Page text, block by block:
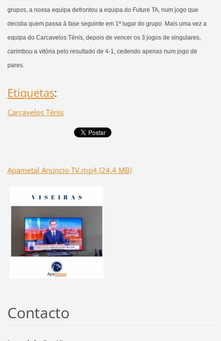
grupos, a nossa equipa defrontou a equipa do Future TA, num jogo que
decidia quem passa à fase seguinte em 1º lugar do grupo. Mais uma vez a
equipa do Carcavelos Ténis, depois de vencer os 3 jogos de singulares,
carimbou a vitória pelo resultado de 4-1, cedendo apenas num jogo de
pares.
Etiquetas:
Carcavelos Ténis
Apametal Anúncio TV.mp4 (24,4 MB)
Contacto